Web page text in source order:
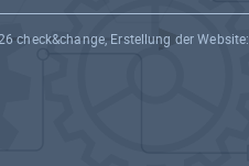
check&change, Erstellung der Website: